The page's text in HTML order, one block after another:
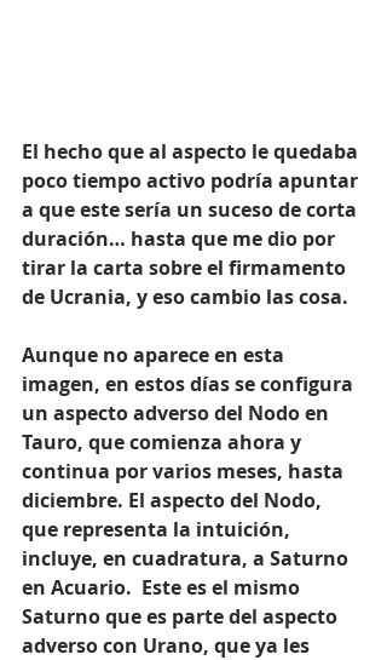
El hecho que al aspecto le quedaba
poco tiempo activo podría apuntar
a que este sería un suceso de corta
duración… hasta que me dio por
tirar la carta sobre el firmamento
de Ucrania, y eso cambio las cosa.
Aunque no aparece en esta
imagen, en estos días se configura
un aspecto adverso del Nodo en
Tauro, que comienza ahora y
continua por varios meses, hasta
diciembre. El aspecto del Nodo,
que representa la intuición,
incluye, en cuadratura, a Saturno
en Acuario.  Este es el mismo
Saturno que es parte del aspecto
adverso con Urano, que ya les